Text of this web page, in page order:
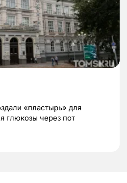
«пластырь» для
глюкозы через пот